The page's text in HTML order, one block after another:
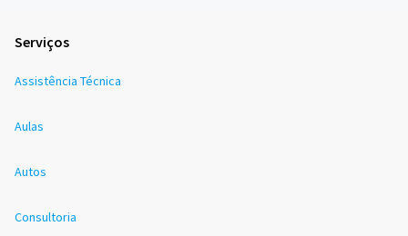
Serviços
Assistência Técnica
Aulas
Autos
Consultoria